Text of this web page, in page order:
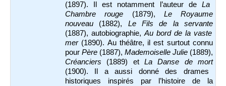
(1897). Il est notamment l’auteur de La
Chambre rouge (1879), Le Royaume
nouveau (1882), Le Fils de la servante
(1887), autobiographie,Au bord de la vaste
mer(1890). Au théâtre, il est surtout connu
pour Père (1887), Mademoiselle Julie (1889),
Créanciers (1889) et La Danse de mort
(1900). Il a aussi donné des drames
historiques inspirés par l’histoire de la